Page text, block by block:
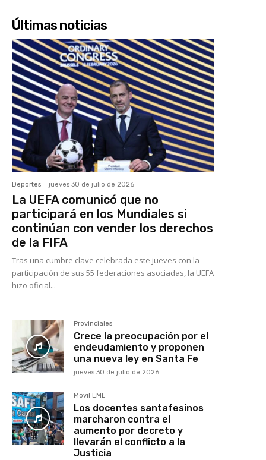
Últimas noticias
Deportes jueves 30 de julio de 2026
La UEFA comunicó que no
participará en los Mundiales si
continúan con vender los derechos
de la FIFA
Tras una cumbre clave celebrada este jueves con la
participación de sus 55 federaciones asociadas, la UEFA
hizo oficial...
Provinciales
Crece la preocupación por el
endeudamiento y proponen
una nueva ley en Santa Fe
jueves 30 de julio de 2026
Móvil EME
Los docentes santafesinos
marcharon contra el
aumento por decreto y
llevarán el conflicto a la
Justicia